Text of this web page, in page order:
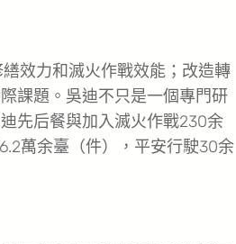
效力和滅火作戰效能；改造轉
課題。吳迪不只是一個專門研
先后餐與加入滅火作戰230余
萬余臺（件），平安行駛30余